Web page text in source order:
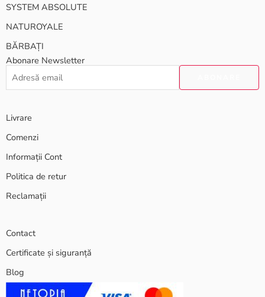
SYSTEM ABSOLUTE
NATUROYALE
BĂRBAȚI
Abonare Newsletter
Livrare
Comenzi
Informații Cont
Politica de retur
Reclamații
Contact
Certificate și siguranță
Blog